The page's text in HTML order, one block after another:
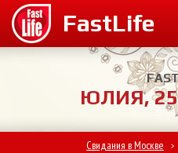
ЮЛИЯ,
Свидания в Москве >